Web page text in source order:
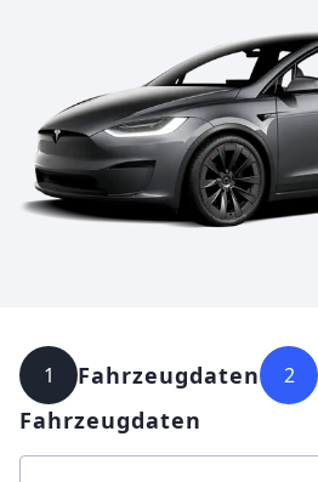
1 Fahrzeugdaten 2
Fahrzeugdaten